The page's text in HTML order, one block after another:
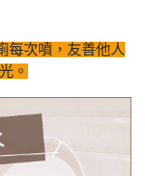
每次噴，友善他人
。